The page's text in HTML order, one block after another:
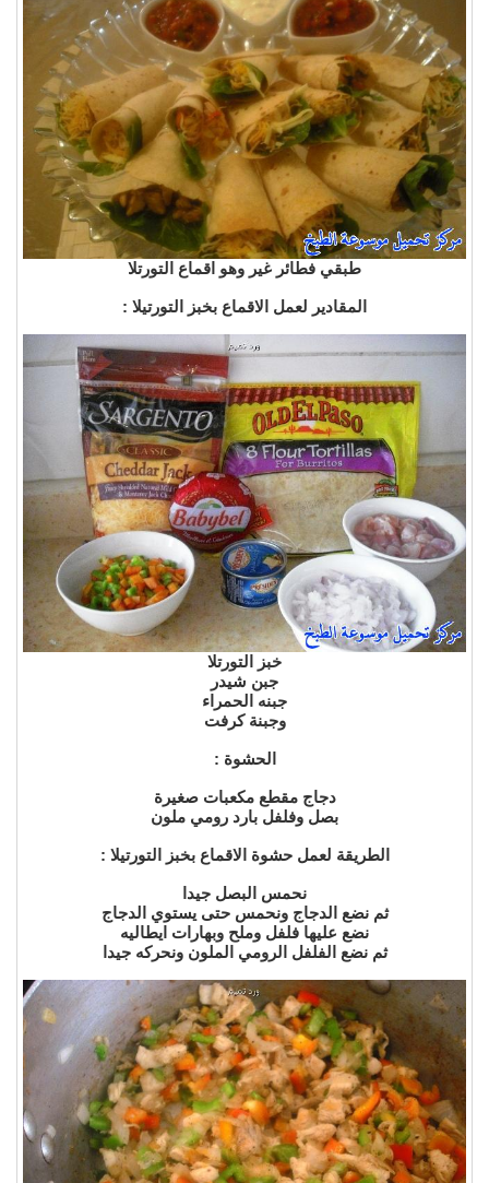
طبقي فطائر غير وهو اقماع التورتلا
المقادير لعمل الاقماع بخبز التورتيلا :
خبز التورتلا
جبن شيدر
جبنه الحمراء
وجبنة كرفت
الحشوة :
دجاج مقطع مكعبات صغيرة
بصل وفلفل بارد رومي ملون
الطريقة لعمل حشوة الاقماع بخبز التورتيلا :
نحمس البصل جيدا
ثم نضع الدجاج ونحمس حتى يستوي الدجاج
نضع عليها فلفل وملح وبهارات ايطاليه
ثم نضع الفلفل الرومي الملون ونحركه جيدا